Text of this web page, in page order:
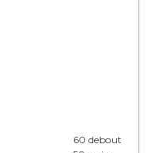
60 debout